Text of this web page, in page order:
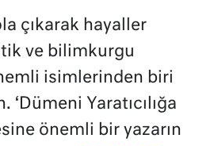
çıkarak hayaller
ve bilimkurgu
isimlerinden biri
‘Dümeni Yaratıcılığa
önemli bir yazarın